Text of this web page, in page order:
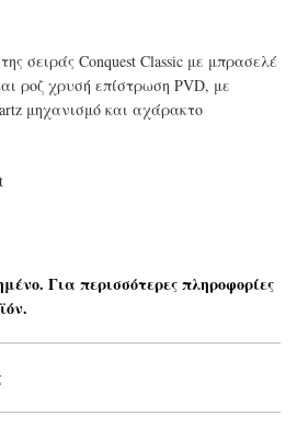
σειράς Conquest Classic με μπρασελέ
ροζ χρυσή επίστρωση PVD, με
μηχανισμό και αχάρακτο
Για περισσότερες πληροφορίες